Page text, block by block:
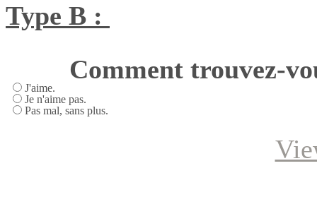
Type B :
Comment trouvez-
J'aime.
Je n'aime pas.
Pas mal, sans plus.